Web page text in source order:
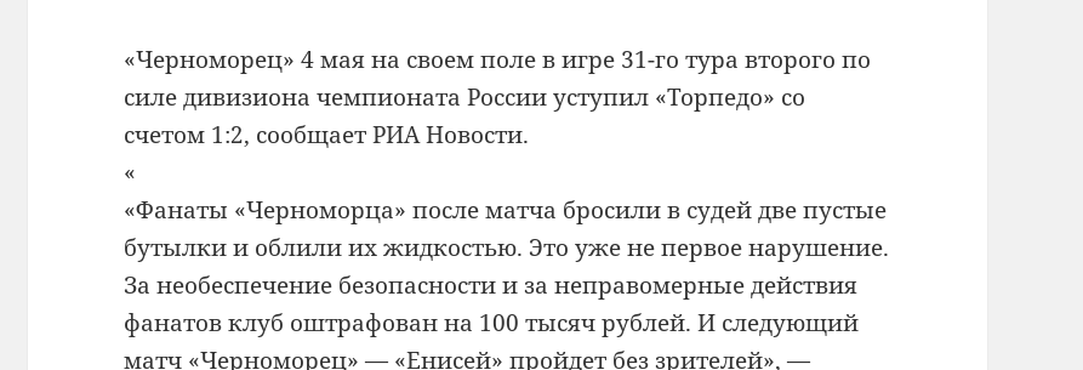
«Черноморец» 4 мая на своем поле в игре 31-го тура второго по
силе дивизиона чемпионата России уступил «Торпедо» со
счетом 1:2, сообщает РИА Новости.
«
«Фанаты «Черноморца» после матча бросили в судей две пустые
бутылки и облили их жидкостью. Это уже не первое нарушение.
За необеспечение безопасности и за неправомерные действия
фанатов клуб оштрафован на 100 тысяч рублей. И следующий
матч «Черноморец» — «Енисей» пройдет без зрителей», —